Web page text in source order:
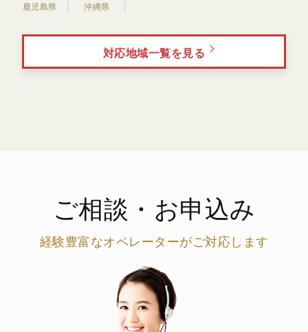
鹿児島県
沖縄県
対応地域一覧を見る
ご相談・お申込み
経験豊富なオペレーターがご対応します